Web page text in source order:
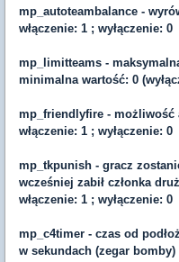
mp_autoteambalance -
włączenie: 1 ; wyłączenie: 0
mp_limitteams -
minimalna wartość: 0
mp_friendlyfire - możliwość
włączenie: 1 ; wyłączenie: 0
mp_tkpunish - gracz
wcześniej zabił członka
włączenie: 1 ; wyłączenie: 0
mp_c4timer - czas od
w sekundach (zegar bomby)